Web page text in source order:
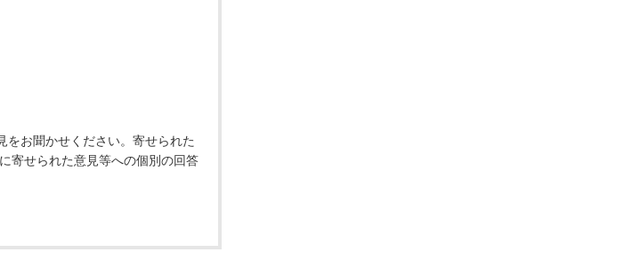
をお聞かせください。寄せられた
寄せられた意見等への個別の回答